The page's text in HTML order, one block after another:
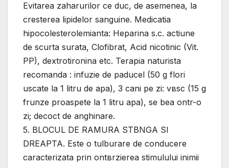
Evitarea zaharurilor ce duc, de asemenea, la
cresterea lipidelor sanguine. Medicatia
hipocolesterolemianta: Heparina s.c. actiune
de scurta surata, Clofibrat, Acid nicotinic (Vit.
PP), dextrotironina etc. Terapia naturista
recomanda : infuzie de paducel (50 g flori
uscate la 1 litru de apa), 3 cani pe zi: vвsc (15 g
frunze proaspete la 1 litru apa), se bea оntr-o
zi; decoct de anghinare.
5. BLOCUL DE RAMURA STВNGA SI
DREAPTA. Este o tulburare de conducere
caracterizata prin оntвrzierea stimulului inimii